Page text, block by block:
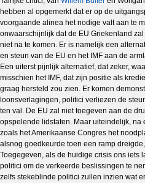
hebben al opgemerkt dat er op de
voorgaande alinea het nodige valt aan te
onwaarschijnlijk dat de EU Griekenland
niet na te komen. Er is namelijk een
en steun van de EU en het IMF aan de
Een uiterst pijnlijk alternatief, dat zeker,
misschien het IMF, dat zijn positie als
graag hersteld zou zien. Er komen
loonsverlagingen, politici verliezen de
ten val. De EU zal niet toegeven aan de
opspelende lidstaten. Maar uiteindelijk,
zoals het Amerikaanse Congres het
alsnog goedkeurde toen een ramp
Toegegeven, als de huidige crisis ons iets
politici om de verkeerde beslissingen te
zelfs stekeblinde politici zullen inzien wat